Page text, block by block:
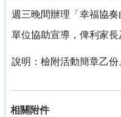
週三晚間辦理「幸福協奏
單位協助宣導，俾利家長
說明： 檢附活動簡章乙份
相關附件